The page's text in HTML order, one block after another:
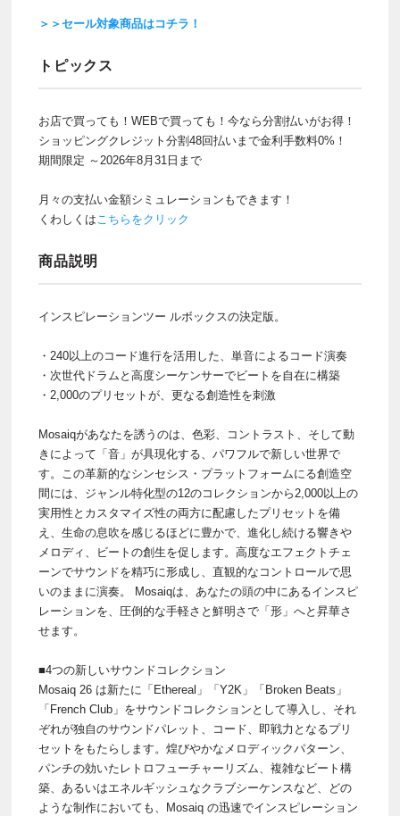
＞＞セール対象商品はコチラ！
トピックス
お店で買っても！WEBで買っても！今なら分割払いがお得！
ショッピングクレジット分割48回払いまで金利手数料0%！
期間限定 ～2026年8月31日まで
月々の支払い金額シミュレーションもできます！
くわしくはこちらをクリック
商品説明
インスピレーションツー ルボックスの決定版。
・240以上のコード進行を活用した、単音によるコード演奏
・次世代ドラムと高度シーケンサーでビートを自在に構築
・2,000のプリセットが、更なる創造性を刺激
Mosaiqがあなたを誘うのは、色彩、コントラスト、そして動
きによって「音」が具現化する、パワフルで新しい世界で
す。この革新的なシンセシス・プラットフォームにる創造空
間には、ジャンル特化型の12のコレクションから2,000以上の
実用性とカスタマイズ性の両方に配慮したプリセットを備
え、生命の息吹を感じるほどに豊かで、進化し続ける響きや
メロディ、ビートの創生を促します。高度なエフェクトチェ
ーンでサウンドを精巧に形成し、直観的なコントロールで思
いのままに演奏。 Mosaiqは、あなたの頭の中にあるインスピ
レーションを、圧倒的な手軽さと鮮明さで「形」へと昇華さ
せます。
■4つの新しいサウンドコレクション
Mosaiq 26 は新たに「Ethereal」「Y2K」「Broken Beats」
「French Club」をサウンドコレクションとして導入し、それ
ぞれが独自のサウンドパレット、コード、即戦力となるプリ
セットをもたらします。煌びやかなメロディックパターン、
パンチの効いたレトロフューチャーリズム、複雑なビート構
築、あるいはエネルギッシュなクラブシーケンスなど、どの
ような制作においても、Mosaiq の迅速でインスピレーション